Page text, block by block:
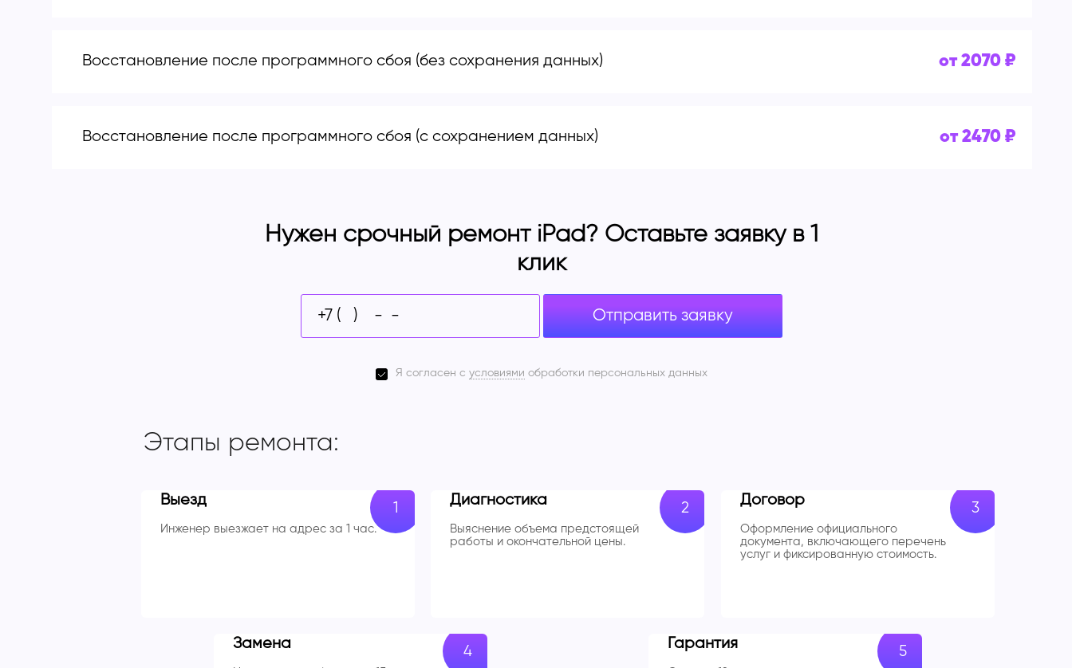
Восстановление после программного сбоя (без сохранения данных) от 2070 ₽
Восстановление после программного сбоя (с сохранением данных) от 2470 ₽
Нужен срочный ремонт iPad? Оставьте заявку в 1
клик
Отправить заявку
Я согласен сусловиями обработки персональных данных
Этапы ремонта:
Выезд
Инженер выезжает на адрес за 1 час.
Диагностика
Выяснение объема предстоящей
работы и окончательной цены.
Договор
Оформление официального
документа, включающего перечень
услуг и фиксированную стоимость.
Замена Гарантия